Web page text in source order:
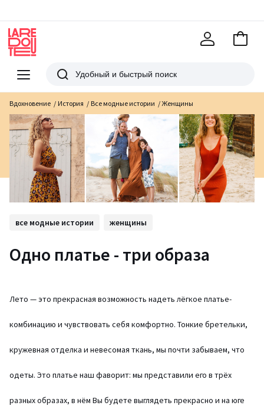
Меню
Redoute
Поиск
В
Вдохновение История Все модные истории Женщины
все модные истории женщины
Одно платье - три образа
Лето — это прекрасная возможность надеть лёгкое платье-
комбинацию и чувствовать себя комфортно. Тонкие бретельки,
кружевная отделка и невесомая ткань, мы почти забываем, что
одеты. Это платье наш фаворит: мы представили его в трёх
разных образах, в нём Вы будете выглядеть прекрасно и на юге